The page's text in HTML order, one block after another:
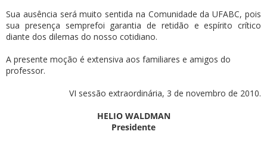
Sua ausência será muito sentida na Comunidade da UFABC, pois
sua presença semprefoi garantia de retidão e espírito crítico
diante dos dilemas do nosso cotidiano.
A presente moção é extensiva aos familiares e amigos do
professor.
VI sessão extraordinária, 3 de novembro de 2010.
HELIO WALDMAN
Presidente